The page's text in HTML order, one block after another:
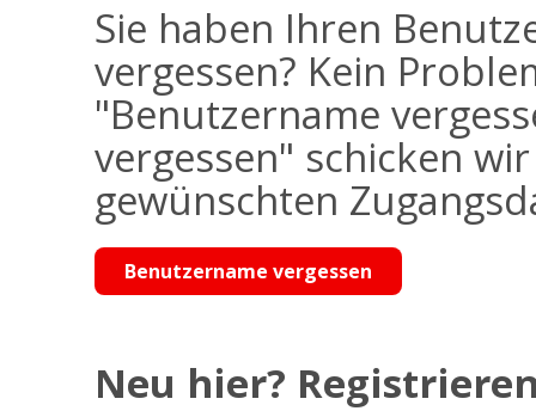
Sie haben Ihren
vergessen? Kein
"Benutzername
vergessen" schicken
gewünschten
Benutzername vergessen
Neu hier?